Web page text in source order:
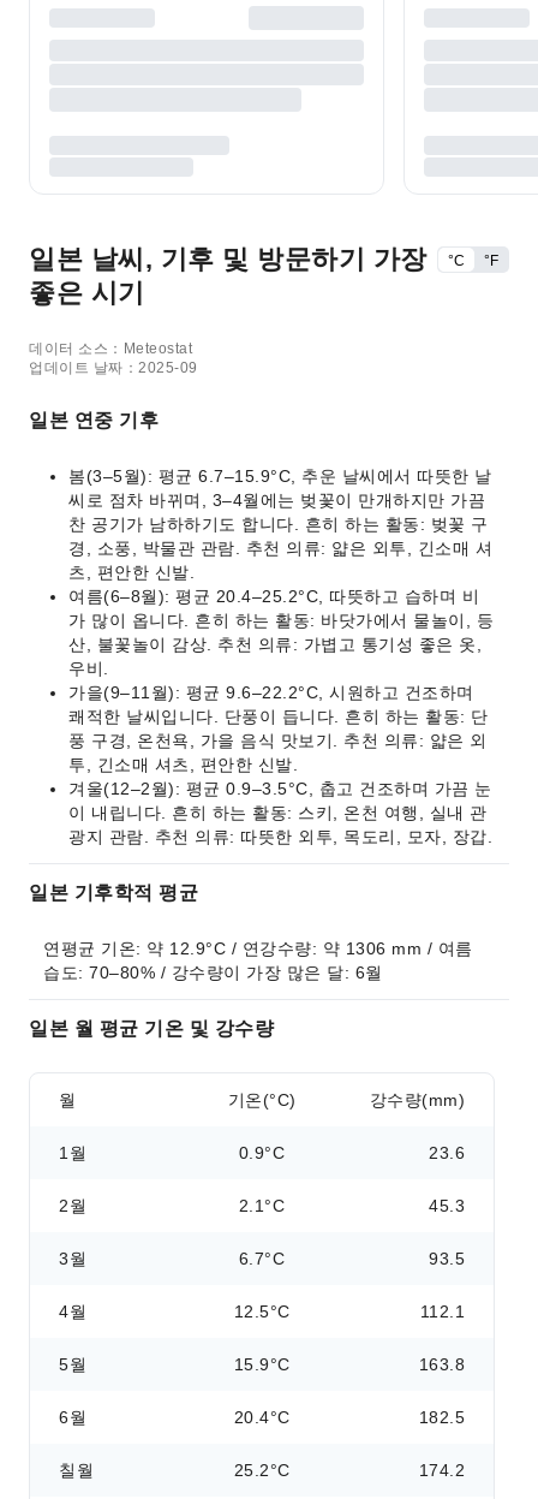
일본 날씨, 기후 및 방문하기 가장
좋은 시기
°C °F
데이터 소스：Meteostat
업데이트 날짜：2025-09
일본 연중 기후
봄(3–5월): 평균 6.7–15.9°C, 추운 날씨에서 따뜻한 날
씨로 점차 바뀌며, 3–4월에는 벚꽃이 만개하지만 가끔
찬 공기가 남하하기도 합니다. 흔히 하는 활동: 벚꽃 구
경, 소풍, 박물관 관람. 추천 의류: 얇은 외투, 긴소매 셔
츠, 편안한 신발.
여름(6–8월): 평균 20.4–25.2°C, 따뜻하고 습하며 비
가 많이 옵니다. 흔히 하는 활동: 바닷가에서 물놀이, 등
산, 불꽃놀이 감상. 추천 의류: 가볍고 통기성 좋은 옷,
우비.
가을(9–11월): 평균 9.6–22.2°C, 시원하고 건조하며
쾌적한 날씨입니다. 단풍이 듭니다. 흔히 하는 활동: 단
풍 구경, 온천욕, 가을 음식 맛보기. 추천 의류: 얇은 외
투, 긴소매 셔츠, 편안한 신발.
겨울(12–2월): 평균 0.9–3.5°C, 춥고 건조하며 가끔 눈
이 내립니다. 흔히 하는 활동: 스키, 온천 여행, 실내 관
광지 관람. 추천 의류: 따뜻한 외투, 목도리, 모자, 장갑.
일본 기후학적 평균
연평균 기온: 약 12.9°C / 연강수량: 약 1306 mm / 여름
습도: 70–80% / 강수량이 가장 많은 달: 6월
일본 월 평균 기온 및 강수량
월 기온(°C) 강수량(mm)
1월 0.9°C 23.6
2월 2.1°C 45.3
3월 6.7°C 93.5
4월 12.5°C 112.1
5월 15.9°C 163.8
6월 20.4°C 182.5
칠월 25.2°C 174.2